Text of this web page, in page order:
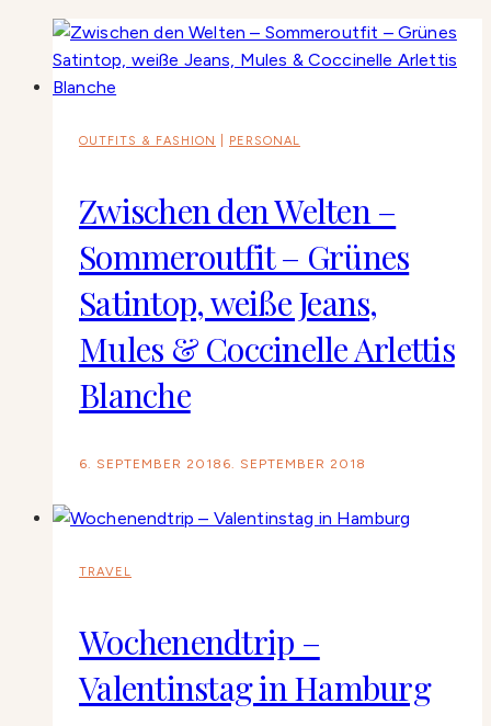
OUTFITS & FASHION PERSONAL
Zwischen den Welten –
Sommeroutfit – Grünes
Satintop, weiße Jeans,
Mules & Coccinelle Arlettis
Blanche
6. SEPTEMBER 2018 6. SEPTEMBER 2018
TRAVEL
Wochenendtrip –
Valentinstag in Hamburg